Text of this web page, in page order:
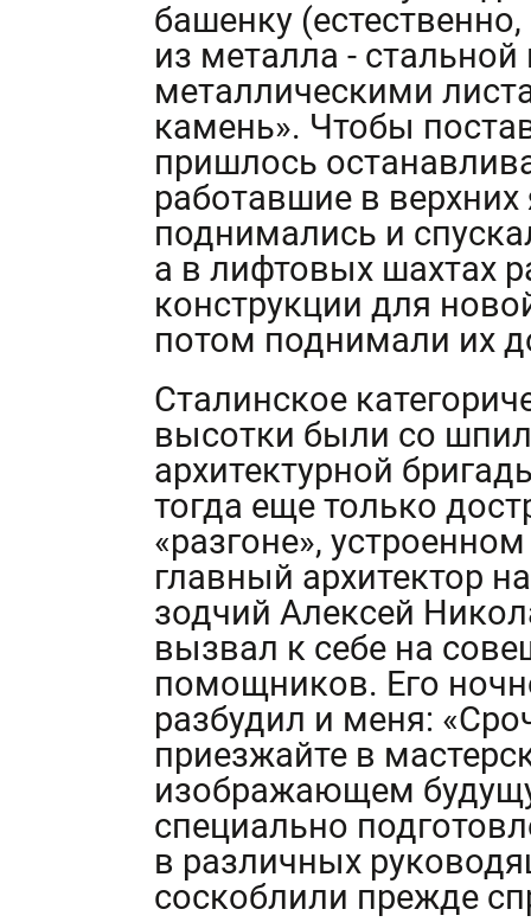
башенку
из металла -
металлическими
камень». Чтобы
пришлось
работавшие в
поднимались и
а в лифтовых шахтах
конструкции для
потом поднимали их
Сталинское
высотки были со
архитектурной
тогда еще только
«разгоне»,
главный архитектор
зодчий Алексей
вызвал к себе на
помощников. Его
разбудил и меня:
приезжайте в
изображающем
специально
в различных
соскоблили прежде